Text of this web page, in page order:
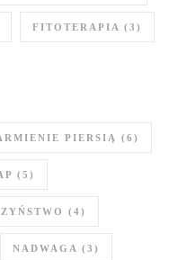
FITOTERAPIA (3)
PIERSIĄ (6)
(5)
(4)
NADWAGA (3)